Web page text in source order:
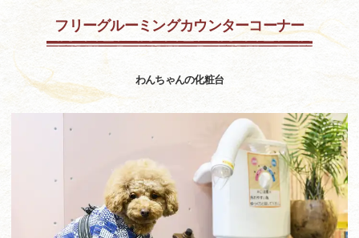
フリーグルーミングカウンターコーナー
わんちゃんの化粧台